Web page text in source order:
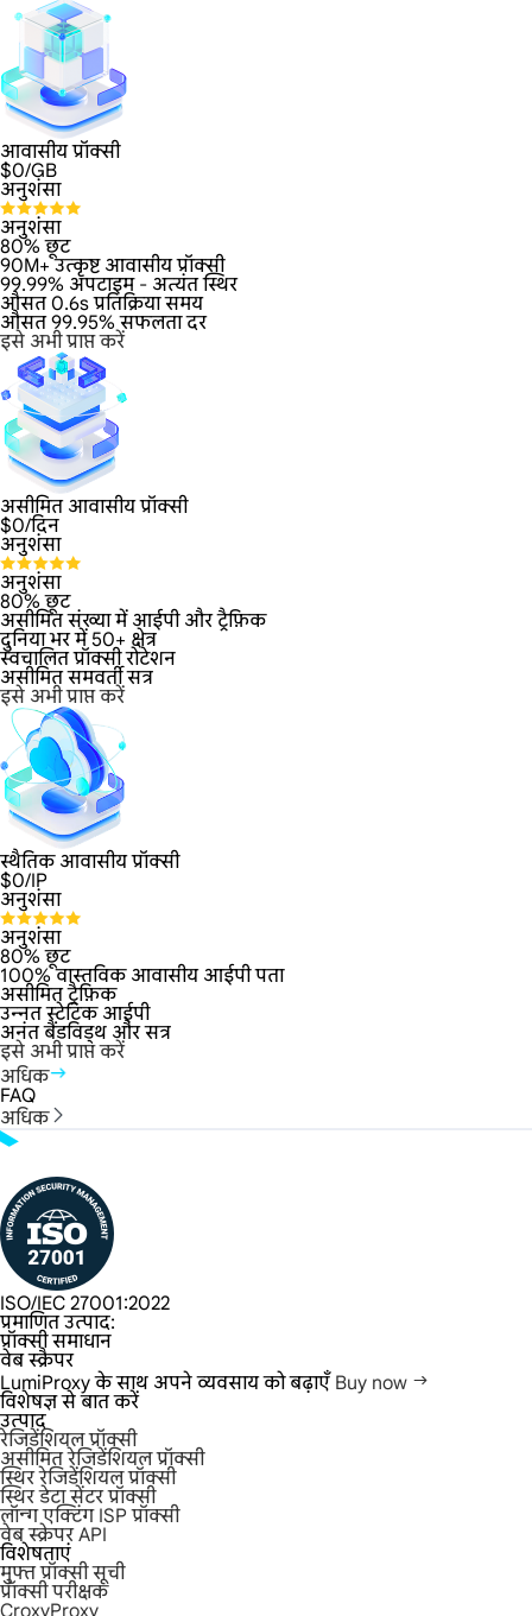
आवासीय प्रॉक्सी
$0/GB
अनुशंसा
अनुशंसा
80% छूट
90M+ उत्कृष्ट आवासीय प्रॉक्सी
99.99% अपटाइम - अत्यंत स्थिर
औसत 0.6s प्रतिक्रिया समय
औसत 99.95% सफलता दर
इसे अभी प्राप्त करें
असीमित आवासीय प्रॉक्सी
$0/दिन
अनुशंसा
अनुशंसा
80% छूट
असीमित संख्या में आईपी और ट्रैफ़िक
दुनिया भर में 50+ क्षेत्र
स्वचालित प्रॉक्सी रोटेशन
असीमित समवर्ती सत्र
इसे अभी प्राप्त करें
स्थैतिक आवासीय प्रॉक्सी
$0/IP
अनुशंसा
अनुशंसा
80% छूट
100% वास्तविक आवासीय आईपी पता
असीमित ट्रैफ़िक
उन्नत स्टेटिक आईपी
अनंत बैंडविड्थ और सत्र
इसे अभी प्राप्त करें
अधिक
FAQ
अधिक
ISO/IEC 27001:2022
प्रमाणित उत्पाद:
प्रॉक्सी समाधान
वेब स्क्रैपर
LumiProxy के साथ अपने व्यवसाय को बढ़ाएँ Buy now
विशेषज्ञ से बात करें
उत्पाद
रेजिडेंशियल प्रॉक्सी
असीमित रेजिडेंशियल प्रॉक्सी
स्थिर रेजिडेंशियल प्रॉक्सी
स्थिर डेटा सेंटर प्रॉक्सी
लॉन्ग एक्टिंग ISP प्रॉक्सी
वेब स्क्रेपर API
विशेषताएं
मुफ्त प्रॉक्सी सूची
प्रॉक्सी परीक्षक
CroxyProxy